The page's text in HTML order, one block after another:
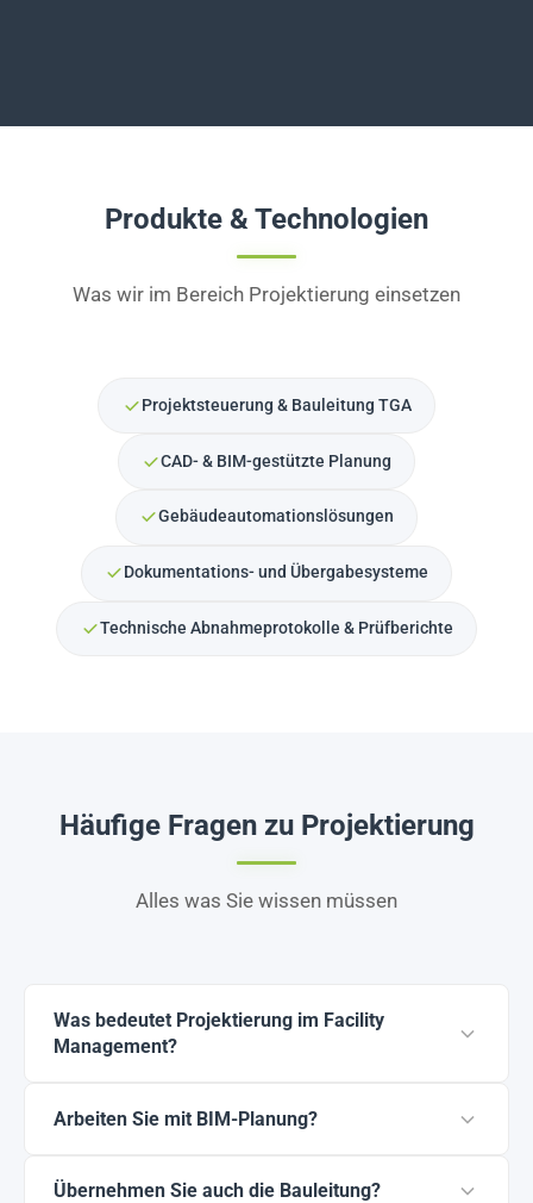
Produkte & Technologien
Was wir im Bereich Projektierung einsetzen
Projektsteuerung & Bauleitung TGA
CAD- & BIM-gestützte Planung
Gebäudeautomationslösungen
Dokumentations- und Übergabesysteme
Technische Abnahmeprotokolle & Prüfberichte
Häufige Fragen zu Projektierung
Alles was Sie wissen müssen
Was bedeutet Projektierung im Facility
Management?
Koordination und Umsetzung gebäudetechnischer
koordinieren alle beteiligten Gewerke und
Arbeiten Sie mit BIM-Planung?
Übernehmen Sie auch die Bauleitung?